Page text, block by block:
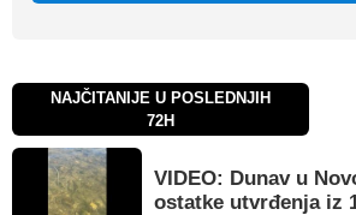
NAJČITANIJE U POSLEDNJIH
72H
VIDEO: Dunav u
ostatke utvrđenja iz